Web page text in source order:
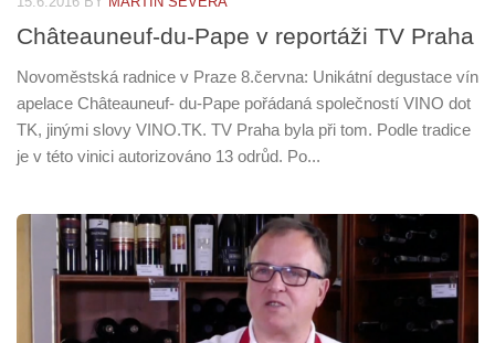
Châteauneuf-du-Pape v reportáži TV Praha
Novoměstská radnice v Praze 8.června: Unikátní degustace vín
apelace Châteauneuf- du-Pape pořádaná společností VINO dot
TK, jinými slovy VINO.TK. TV Praha byla při tom. Podle tradice
je v této vinici autorizováno 13 odrůd. Po...